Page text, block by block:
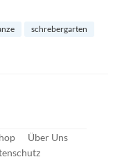
Süd-West
schrebergarten
Über Uns